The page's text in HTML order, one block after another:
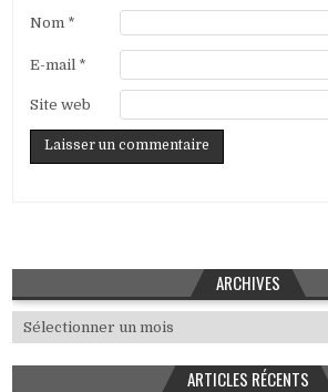
Nom *
E-mail *
Site web
ARCHIVES
Archives
ARTICLES RÉCENTS